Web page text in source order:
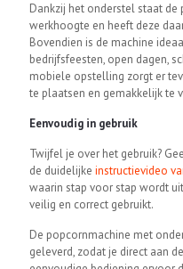
Dankzij het onderstel staat
werkhoogte en heeft deze
Bovendien is de machine
bedrijfsfeesten, open dagen,
mobiele opstelling zorgt er
te plaatsen en gemakkelijk te
Eenvoudig in gebruik
Twijfel je over het gebruik?
de duidelijke instructievideo
waarin stap voor stap wordt
veilig en correct gebruikt.
De popcornmachine met
geleverd, zodat je direct aan